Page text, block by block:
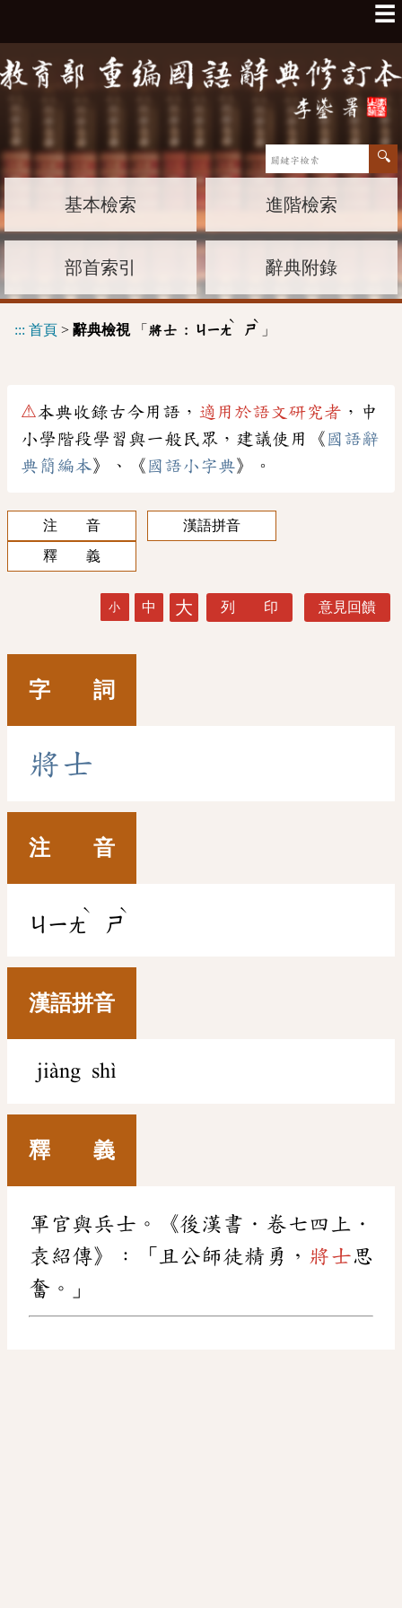
☰
基本檢索 進階檢索
部首索引 辭典附錄
::: 首頁 > 辭典檢視「 將士 : ㄐㄧㄤ
ˋ
ㄕ
ˋ
」
⚠本典收錄古今用語， 適用於語文研究者 ，中
小學階段學習與一般民眾，建議使用《 國語辭
典簡編本》、《 國語小字典》。
注 音
漢語拼音
釋 義
小 中 大 列 印 意見回饋
字 詞
將士
注 音
ㄐㄧㄤ
ˋ
ㄕ
ˋ
漢語拼音
jiàng shì
釋 義
軍官與兵士。《後漢書．卷七四上．
袁紹傳》：「且公師徒精勇， 將士思
奮。」